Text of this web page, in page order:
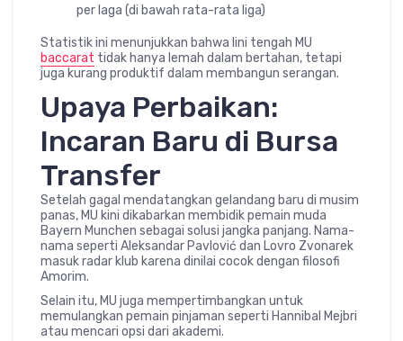
per laga (di bawah rata-rata liga)
Statistik ini menunjukkan bahwa lini tengah MU
baccarat tidak hanya lemah dalam bertahan, tetapi
juga kurang produktif dalam membangun serangan.
Upaya Perbaikan:
Incaran Baru di Bursa
Transfer
Setelah gagal mendatangkan gelandang baru di musim
panas, MU kini dikabarkan membidik pemain muda
Bayern Munchen sebagai solusi jangka panjang. Nama-
nama seperti Aleksandar Pavlović dan Lovro Zvonarek
masuk radar klub karena dinilai cocok dengan filosofi
Amorim.
Selain itu, MU juga mempertimbangkan untuk
memulangkan pemain pinjaman seperti Hannibal Mejbri
atau mencari opsi dari akademi.